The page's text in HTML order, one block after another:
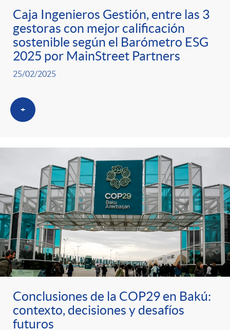
Caja Ingenieros Gestión, entre las 3
gestoras con mejor calificación
sostenible según el Barómetro ESG
2025 por MainStreet Partners
25/02/2025
+
Conclusiones de la COP29 en Bakú:
contexto, decisiones y desafíos
futuros